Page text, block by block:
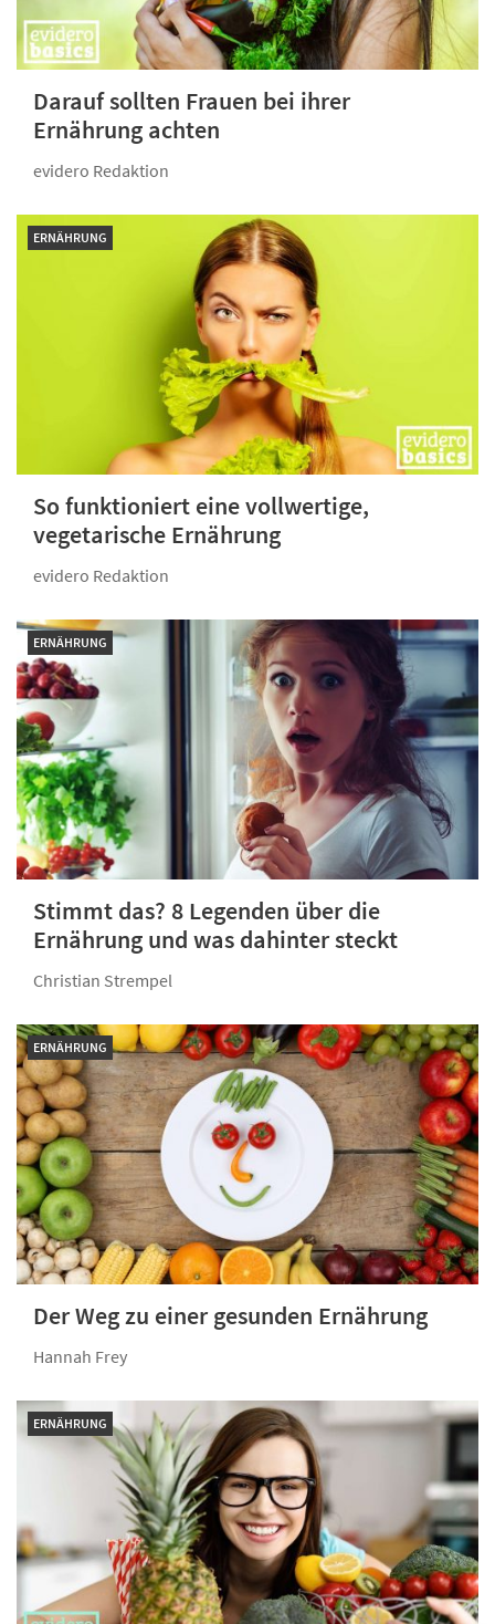
Darauf sollten Frauen bei ihrer
Ernährung achten
evidero Redaktion
ERNÄHRUNG
So funktioniert eine vollwertige,
vegetarische Ernährung
evidero Redaktion
ERNÄHRUNG
Stimmt das? 8 Legenden über die
Ernährung und was dahinter steckt
Christian Strempel
ERNÄHRUNG
Der Weg zu einer gesunden Ernährung
Hannah Frey
ERNÄHRUNG